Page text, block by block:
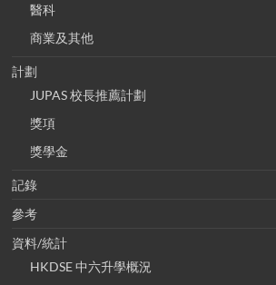
醫科
商業及其他
計劃
JUPAS 校長推薦計劃
獎項
獎學金
記錄
參考
資料/統計
HKDSE 中六升學概況